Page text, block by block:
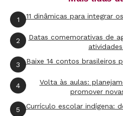
1 11 dinâmicas para integrar
2
Datas comemorativas de
3 Baixe 14 contos brasileiros
4
Volta às aulas:
promover
5 Currículo escolar indígena: